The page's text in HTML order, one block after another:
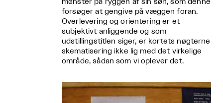
mønster på ryggen af sin søn, som denne
forsøger at gengive på væggen foran.
Overlevering og orientering er et
subjektivt anliggende og som
udstillingstitlen siger, er kortets nøgterne
skematisering ikke lig med det virkelige
område, sådan som vi oplever det.